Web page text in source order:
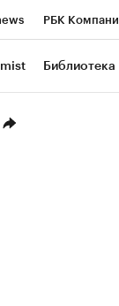
РБК
Национальные
Библиотека